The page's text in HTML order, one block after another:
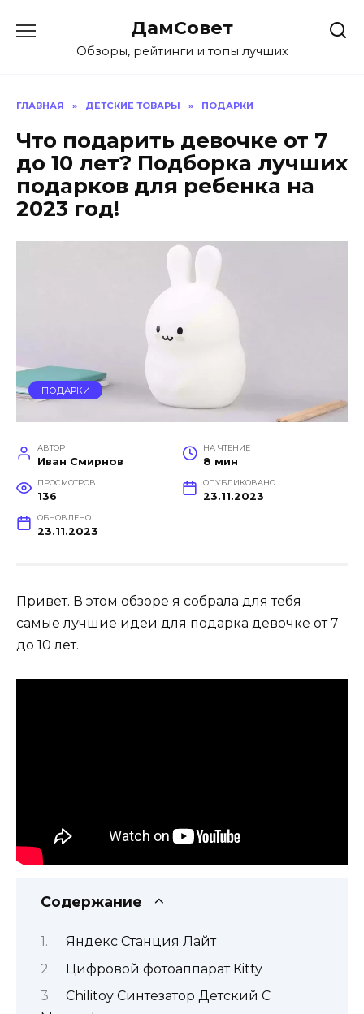
содержанию
ДамСовет
Обзоры, рейтинги и топы лучших
ГЛАВНАЯ » ДЕТСКИЕ ТОВАРЫ » ПОДАРКИ
Что подарить девочке от 7
до 10 лет? Подборка лучших
подарков для ребенка на
2023 год!
ПОДАРКИ
АВТОР
Иван Смирнов
НА ЧТЕНИЕ
8 мин
ПРОСМОТРОВ
136
ОПУБЛИКОВАНО
23.11.2023
ОБНОВЛЕНО
23.11.2023
Привет. В этом обзоре я собрала для тебя
самые лучшие идеи для подарка девочке от 7
до 10 лет.
Содержание
Яндекс Станция Лайт
Цифровой фотоаппарат Кitty
Chilitoy Синтезатор Детский С